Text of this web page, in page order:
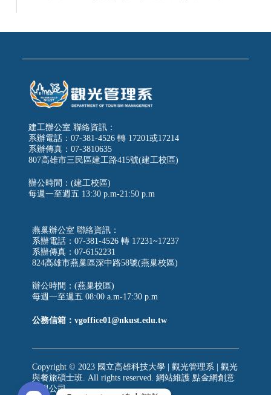
建工辦公室 聯絡資訊：
系辦電話：07-381-4526 轉 17201或17214
系辦傳真：07-3810635
807高雄市三民區建工路415號(建工校區)
辦公時間：(建工校區)
每週一至週五 13:30 p.m-21:50 p.m
燕巢辦公室 聯絡資訊：
系辦電話：07-381-4526 轉 17231~17237
系辦傳真：07-6152231
824高雄市燕巢區深中路58號(燕巢校區)
辦公時間：(燕巢校區)
每週一至週五 08:00 a.m-17:30 p.m
公務信箱：vgoffice01@nkust.edu.tw
Copyright © 2023 國立高雄科技大學 | 觀光管理系 | 觀光
與餐旅碩士班. All rights reserved. 網站維護 點金網創意
有限公司